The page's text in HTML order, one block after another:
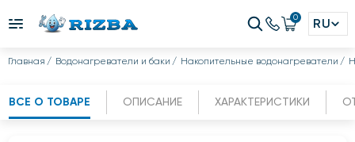
0 RU
Главная Водонагреватели и баки Накопительные водонагреватели
ВСЕ О ТОВАРЕ ОПИСАНИЕ ХАРАКТЕРИСТИКИ